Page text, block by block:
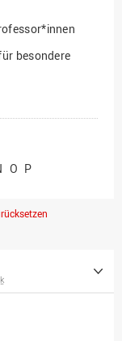
besondere
im
O P